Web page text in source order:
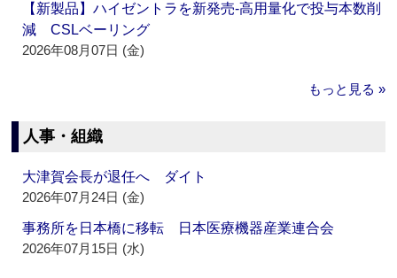
【新製品】ハイゼントラを新発売‐高用量化で投与本数削
減 CSLベーリング
2026年08月07日 (金)
もっと見る »
人事・組織
大津賀会長が退任へ ダイト
2026年07月24日 (金)
事務所を日本橋に移転 日本医療機器産業連合会
2026年07月15日 (水)